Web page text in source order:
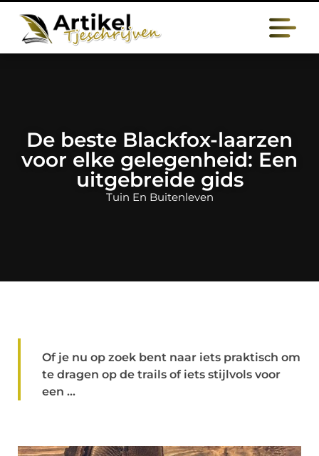
De beste Blackfox-laarzen
voor elke gelegenheid: Een
uitgebreide gids
Tuin En Buitenleven
Of je nu op zoek bent naar iets praktisch om
te dragen op de trails of iets stijlvols voor
een ...